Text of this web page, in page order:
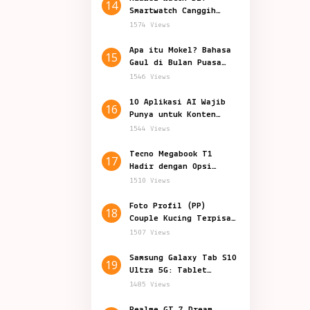
14
Smartwatch Canggih
Teknologi Kesehatan
1574 Views
15
Apa itu Mokel? Bahasa
Gaul di Bulan Puasa
yang Viral
1546 Views
16
10 Aplikasi AI Wajib
Punya untuk Konten
Marketing
1544 Views
17
Tecno Megabook T1
Hadir dengan Opsi
Prosesor Baru
1510 Views
18
Foto Profil (PP)
Couple Kucing Terpisah
Lucu Aesthetic
1507 Views
19
Samsung Galaxy Tab S10
Ultra 5G: Tablet
Canggih Fitur Terbaru
1485 Views